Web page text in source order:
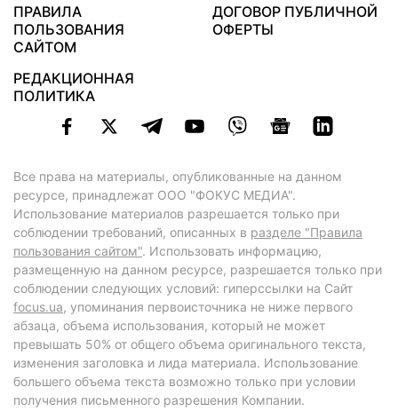
ПРАВИЛА
ПОЛЬЗОВАНИЯ
САЙТОМ
ДОГОВОР ПУБЛИЧНОЙ
ОФЕРТЫ
РЕДАКЦИОННАЯ
ПОЛИТИКА
Все права на материалы, опубликованные на данном
ресурсе, принадлежат ООО "ФОКУС МЕДИА".
Использование материалов разрешается только при
соблюдении требований, описанных в разделе "Правила
пользования сайтом". Использовать информацию,
размещенную на данном ресурсе, разрешается только при
соблюдении следующих условий: гиперссылки на Сайт
focus.ua, упоминания первоисточника не ниже первого
абзаца, объема использования, который не может
превышать 50% от общего объема оригинального текста,
изменения заголовка и лида материала. Использование
большего объема текста возможно только при условии
получения письменного разрешения Компании.